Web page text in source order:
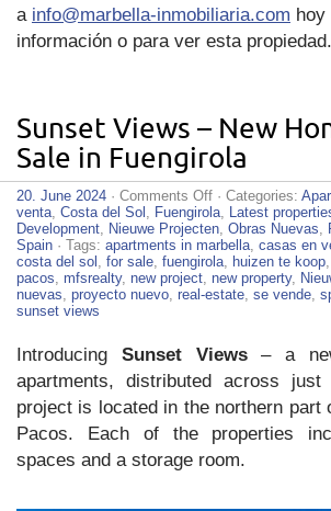
a info@marbella-inmobiliaria.com hoy
información o para ver esta propiedad.
Sunset Views – New
Sale in Fuengirola
20. June 2024 · Comments Offon
Sunset
Views
–
New
Homes
For
· Categories:
venta Costa del Sol Fuengirola Latest
Development
Nieuwe Projecten Obras Nuevas
Spain · Tags: apartments in marbella casas en
costa del sol
for sale fuengirola huizen te koop
pacos
mfsrealty, new project new property,
nuevas proyecto nuevo real-estate se vende
sunset views
Introducing Sunset Views– a
apartments, distributed across
project is located in the northern part
Pacos. Each of the properties
spaces and a storage room.